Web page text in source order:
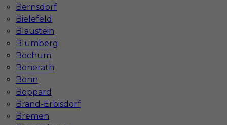
Bernsdorf
Bielefeld
Blaustein
Blumberg
Bochum
Bonerath
Bonn
Boppard
Brand-Erbisdorf
Bremen
Wymagane języki
komunikatywny
Stawka 15 - 17 € / h